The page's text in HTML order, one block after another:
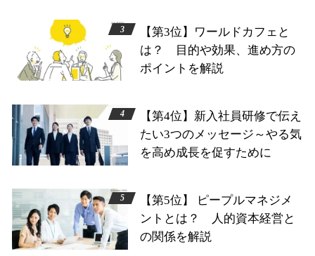
【第3位】ワールドカフェと
は？ 目的や効果、進め方の
ポイントを解説
【第4位】新入社員研修で伝え
たい3つのメッセージ～やる気
を高め成長を促すために
【第5位】 ピープルマネジメ
ントとは？ 人的資本経営と
の関係を解説